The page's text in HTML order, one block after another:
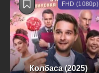
Колбаса (2025)
FHD (1080p)